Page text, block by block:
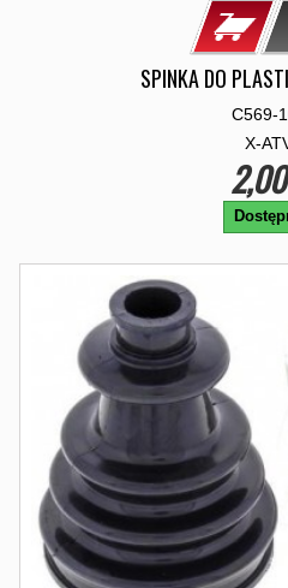
SPINKA DO
C569-
X-